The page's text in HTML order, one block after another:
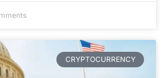
CRYPTOCURRENCY